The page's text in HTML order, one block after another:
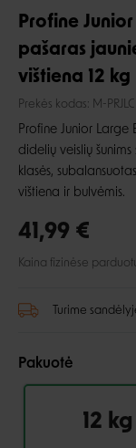
Profine
pašaras
vištiena 12 kg
Prekės kodas: M-PRJLC
Profine Junior Large
didelių veislių
klasės,
vištiena ir bulvėmis.
41,99 €
Kaina fizinėse
Turime
Pakuotė
12 kg